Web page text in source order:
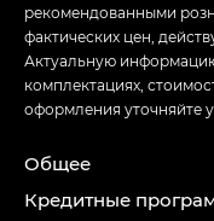
рекомендованными
фактических цен,
Актуальную
комплектациях,
оформления уточняйте
Общее
Кредитные